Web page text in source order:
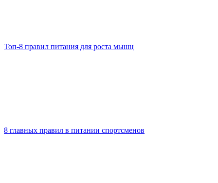
Топ-8 правил питания для роста мышц
8 главных правил в питании спортсменов